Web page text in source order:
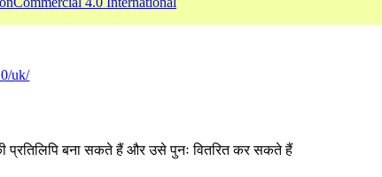
uk/
प्रतिलिपि बना सकते हैं और उसे पुनः वितरित कर सकते हैं